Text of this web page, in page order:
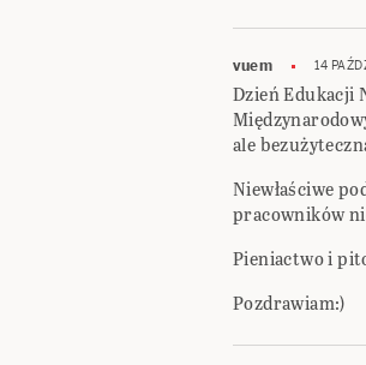
vuem 14
Dzień Edukacji
ale
Niewłaściwe
pracowników
Pieniactwo i
Pozdrawiam:)